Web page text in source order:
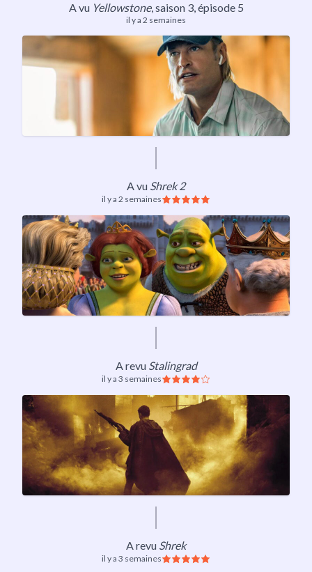
A vu Yellowstone,saison 3, épisode 5
il y a 2 semaines
A vu Shrek 2
il y a 2 semaines
A revu Stalingrad
il y a 3 semaines
A revu Shrek
il y a 3 semaines